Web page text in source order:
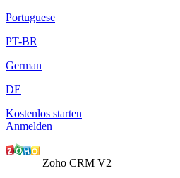
Portuguese
PT-BR
German
DE
Kostenlos starten
Anmelden
Zoho CRM V2